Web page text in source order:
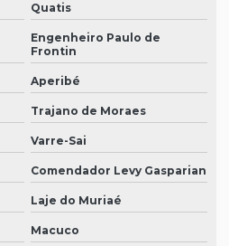
Quatis
Engenheiro Paulo de
Frontin
Aperibé
Trajano de Moraes
Varre-Sai
Comendador Levy Gasparian
Laje do Muriaé
Macuco